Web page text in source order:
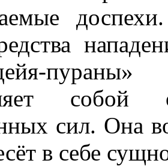
сил. Она
в себе